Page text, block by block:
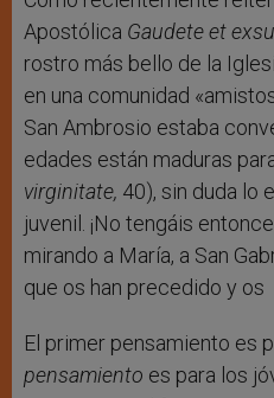
Apostólica Gaudete et
rostro más bello de la
en una comunidad
San Ambrosio estaba
edades están maduras
virginitate, 40), sin duda lo
juvenil. ¡No tengáis
mirando a María, a San
que os han precedido y
El primer pensamiento es
pensamiento es para los